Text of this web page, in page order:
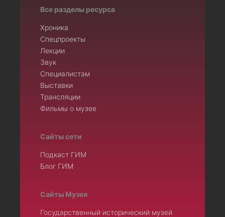
Все разделы ресурса
Хроника
Спецпроекты
Лекции
Звук
Специалистам
Выставки
Трансляции
Фильмы о музее
Сайты сети
Подкаст ГИМ
Блог ГИМ
Сайты Музея
Государственный исторический музей